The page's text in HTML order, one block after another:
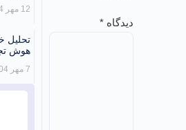
دیدگاه*
12 مهر 1404
تحلیل
هوش
7 مهر 1404